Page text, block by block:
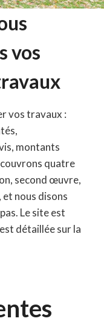
vos
vos travaux :
montants
quatre
second œuvre,
nous disons
Le site est
détaillée sur la